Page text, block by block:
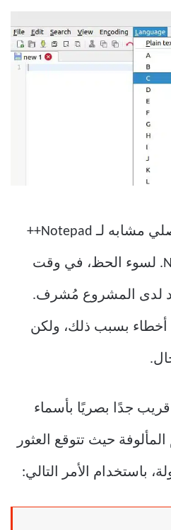
أقرب شيء إلى بديل أصلي مشابه لـ Notepad++
في Linux هو Notepadqq. لسوء الحظ، في وقت
لدى المشروع مُشرف.
أخطاء بسبب ذلك، ولكن
قريب جدًا بصريًا بأسماء
حيث تتوقع العثور
باستخدام الأمر التالي: